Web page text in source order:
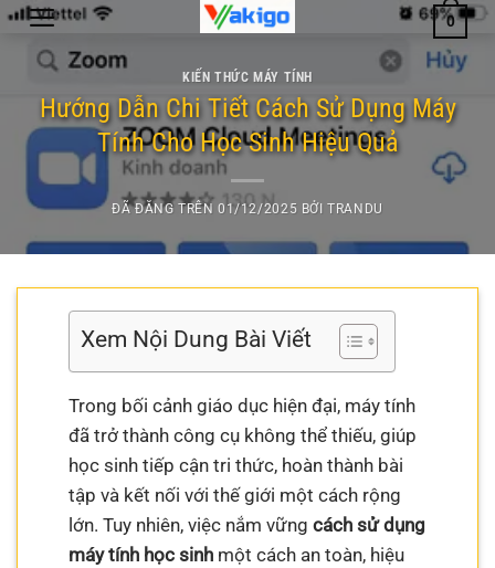
Chuyển
0
KIẾN THỨC MÁY TÍNH
Hướng Dẫn Chi Tiết Cách Sử Dụng Máy
Tính Cho Học Sinh Hiệu Quả
ĐÃ ĐĂNG TRÊN01/12/2025 BỞITRANDU
Xem Nội Dung Bài Viết
Trong bối cảnh giáo dục hiện đại, máy tính
đã trở thành công cụ không thể thiếu, giúp
học sinh tiếp cận tri thức, hoàn thành bài
tập và kết nối với thế giới một cách rộng
lớn. Tuy nhiên, việc nắm vữngcách sử dụng
máy tính học sinh một cách an toàn, hiệu